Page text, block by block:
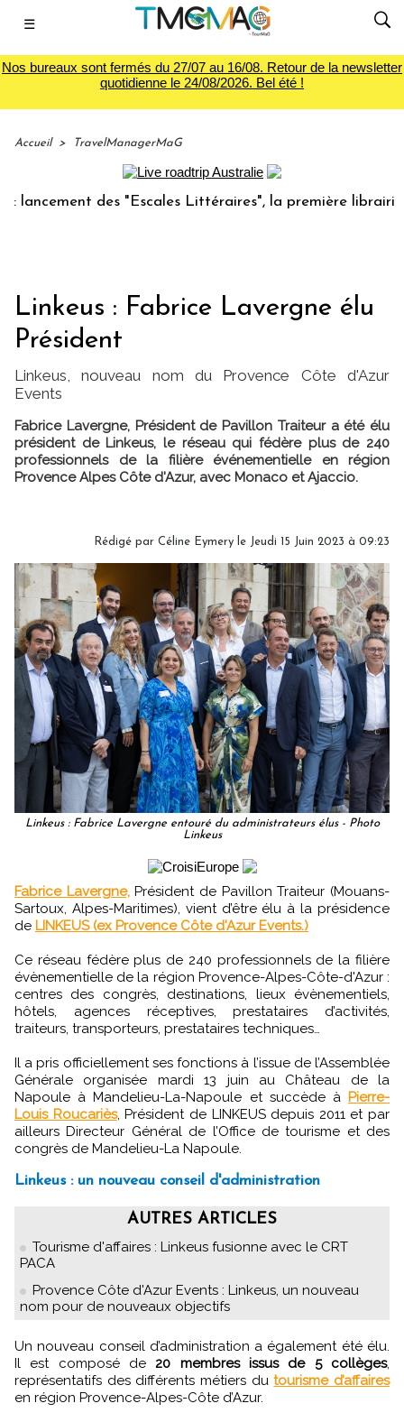
☰
Nos bureaux sont fermés du 27/07 au 16/08. Retour de la newsletter
quotidienne le 24/08/2026. Bel été !
Accueil > TravelManagerMaG
des "Escales Littéraires", la première librairie du
Linkeus : Fabrice Lavergne élu
Président
Linkeus, nouveau nom du Provence Côte d'Azur
Events
Fabrice Lavergne, Président de Pavillon Traiteur a été élu
président de Linkeus, le réseau qui fédère plus de 240
professionnels de la filière événementielle en région
Provence Alpes Côte d'Azur, avec Monaco et Ajaccio.
Rédigé par Céline Eymery le Jeudi 15 Juin 2023 à 09:23
Linkeus : Fabrice Lavergne entouré du administrateurs élus - Photo
Linkeus
Fabrice Lavergne,Président de Pavillon Traiteur (Mouans-
Sartoux, Alpes-Maritimes), vient d’être élu à la présidence
de LINKEUS (ex Provence Côte d'Azur Events.)
Ce réseau fédère plus de 240 professionnels de la filière
évènementielle de la région Provence-Alpes-Côte-d'Azur :
centres des congrès, destinations, lieux évènementiels,
hôtels, agences réceptives, prestataires d’activités,
traiteurs, transporteurs, prestataires techniques…
Il a pris officiellement ses fonctions à l’issue de l’Assemblée
Générale organisée mardi 13 juin au Château de la
Napoule à Mandelieu-La-Napoule et succède à Pierre-
Louis Roucariès, Président de LINKEUS depuis 2011 et par
ailleurs Directeur Général de l’Office de tourisme et des
congrès de Mandelieu-La Napoule.
Linkeus : un nouveau conseil d'administration
AUTRES ARTICLES
Tourisme d'affaires : Linkeus fusionne avec le CRT
PACA
Provence Côte d'Azur Events : Linkeus, un nouveau
nom pour de nouveaux objectifs
Un nouveau conseil d’administration a également été élu.
Il est composé de 20 membres issus de 5 collèges,
représentatifs des différents métiers dutourisme d’affaires
en région Provence-Alpes-Côte d’Azur.